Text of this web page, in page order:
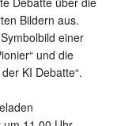
Bildern aus.
einer
und die
KI Debatte“.